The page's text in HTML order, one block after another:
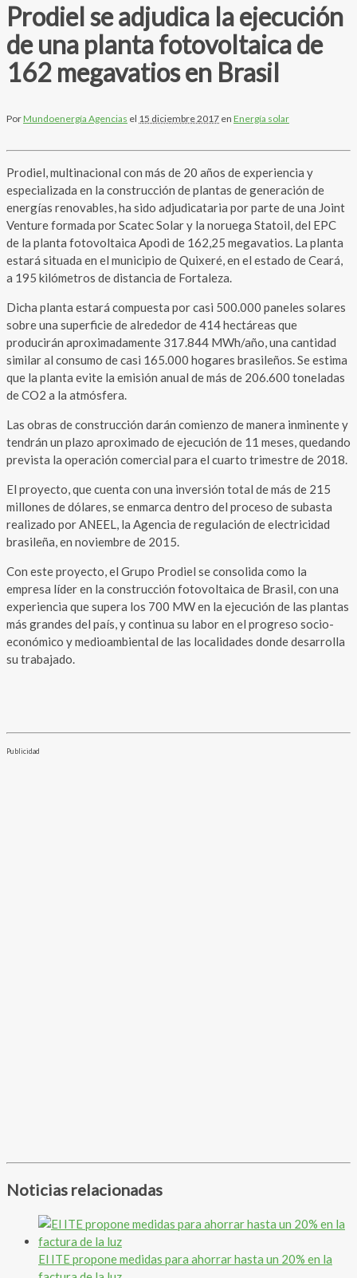
Prodiel se adjudica la ejecución
de una planta fotovoltaica de
162 megavatios en Brasil
PorMundoenergía Agencias el 15 diciembre 2017 en Energía solar
Prodiel, multinacional con más de 20 años de experiencia y
especializada en la construcción de plantas de generación de
energías renovables, ha sido adjudicataria por parte de una Joint
Venture formada por Scatec Solar y la noruega Statoil, del EPC
de la planta fotovoltaica Apodi de 162,25 megavatios. La planta
estará situada en el municipio de Quixeré, en el estado de Ceará,
a 195 kilómetros de distancia de Fortaleza.
Dicha planta estará compuesta por casi 500.000 paneles solares
sobre una superficie de alrededor de 414 hectáreas que
producirán aproximadamente 317.844 MWh/año, una cantidad
similar al consumo de casi 165.000 hogares brasileños. Se estima
que la planta evite la emisión anual de más de 206.600 toneladas
de CO2 a la atmósfera.
Las obras de construcción darán comienzo de manera inminente y
tendrán un plazo aproximado de ejecución de 11 meses, quedando
prevista la operación comercial para el cuarto trimestre de 2018.
El proyecto, que cuenta con una inversión total de más de 215
millones de dólares, se enmarca dentro del proceso de subasta
realizado por ANEEL, la Agencia de regulación de electricidad
brasileña, en noviembre de 2015.
Con este proyecto, el Grupo Prodiel se consolida como la
empresa líder en la construcción fotovoltaica de Brasil, con una
experiencia que supera los 700 MW en la ejecución de las plantas
más grandes del país, y continua su labor en el progreso socio-
económico y medioambiental de las localidades donde desarrolla
su trabajado.
Publicidad
Noticias relacionadas
El ITE propone medidas para ahorrar hasta un 20% en la